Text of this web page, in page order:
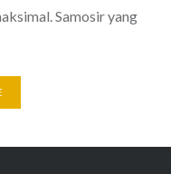
Samosir yang